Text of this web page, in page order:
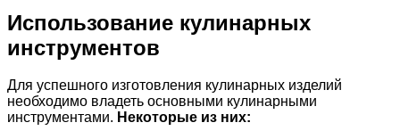
Использование кулинарных
инструментов
Для успешного изготовления кулинарных изделий
необходимо владеть основными кулинарными
инструментами. Некоторые из них: